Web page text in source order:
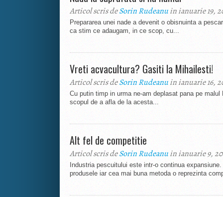
Articol scris deSorin Rudeanuin ianuarie 19,
Prepararea unei nade a devenit o obisnuinta a
ca stim ce adaugam, in ce scop, cu...
Vreti acvacultura? Gasiti la Mihailesti!
Articol scris deSorin Rudeanuin ianuarie 16,
Cu putin timp in urma ne-am deplasat pana pe
scopul de a afla de la acesta...
Alt fel de competitie
Articol scris deSorin Rudeanuin ianuarie 9,
Industria pescuitului este intr-o continua
produsele iar cea mai buna metoda o reprezinta